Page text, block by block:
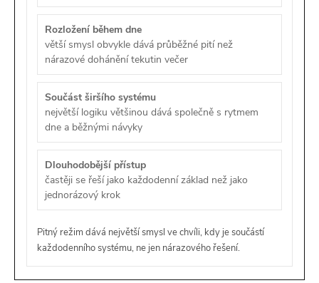
Rozložení během dne
větší smysl obvykle dává průběžné pití než
nárazové dohánění tekutin večer
Součást širšího systému
největší logiku většinou dává společně s rytmem
dne a běžnými návyky
Dlouhodobější přístup
častěji se řeší jako každodenní základ než jako
jednorázový krok
Pitný režim dává největší smysl ve chvíli, kdy je součástí
každodenního systému, ne jen nárazového řešení.